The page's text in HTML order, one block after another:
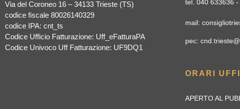
Via del Coroneo 16 – 34133 Trieste (TS)
codice fiscale 80026140329
codice IPA: cnt_ts
Codice Ufficio Fatturazione: Uff_eFatturaPA
Codice Univoco Uff Fatturazione: UF9DQ1
tel. 040 633636
mail:
pec:
ORARI
APERTO AL